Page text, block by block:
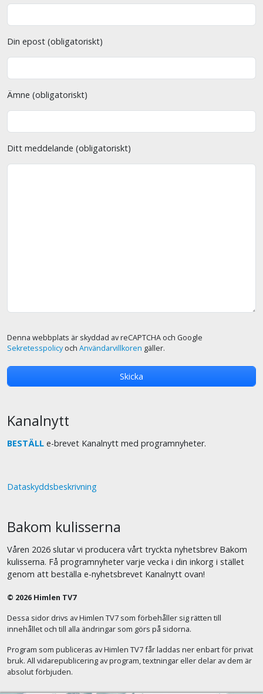
Din epost (obligatoriskt)
Ämne (obligatoriskt)
Ditt meddelande (obligatoriskt)
Denna webbplats är skyddad av reCAPTCHA och Google
Sekretesspolicyoch Användarvillkoren gäller.
Kanalnytt
BESTÄLL e-brevet Kanalnytt med programnyheter.
Dataskyddsbeskrivning
Bakom kulisserna
Våren 2026 slutar vi producera vårt tryckta nyhetsbrev Bakom
kulisserna. Få programnyheter varje vecka i din inkorg i stället
genom att beställa e-nyhetsbrevet Kanalnytt ovan!
© 2026 Himlen TV7
Dessa sidor drivs av Himlen TV7 som förbehåller sig rätten till
innehållet och till alla ändringar som görs på sidorna.
Program som publiceras av Himlen TV7 får laddas ner enbart för privat
bruk. All vidarepublicering av program, textningar eller delar av dem är
absolut förbjuden.